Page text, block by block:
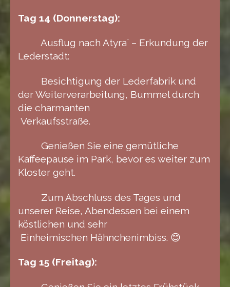
Tag 14 (Donnerstag):
Ausflug nach Atyra` – Erkundung der
Lederstadt:
Besichtigung der Lederfabrik und
der Weiterverarbeitung, Bummel durch
die charmanten
Verkaufsstraße.
Genießen Sie eine gemütliche
Kaffeepause im Park, bevor es weiter zum
Kloster geht.
Zum Abschluss des Tages und
unserer Reise, Abendessen bei einem
köstlichen und sehr
Einheimischen Hähnchenimbiss. 😊
Tag 15 (Freitag):